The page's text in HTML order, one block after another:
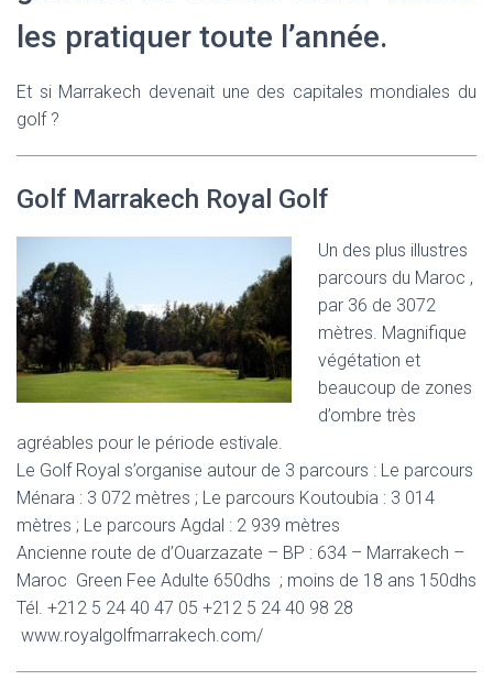
les pratiquer toute l’année.
Et si Marrakech devenait une des capitales mondiales du
golf ?
Golf Marrakech Royal Golf
Un des plus illustres
parcours du Maroc ,
par 36 de 3072
mètres. Magnifique
végétation et
beaucoup de zones
d’ombre très
agréables pour le période estivale.
Le Golf Royal s’organise autour de 3 parcours : Le parcours
Ménara : 3 072 mètres ; Le parcours Koutoubia : 3 014
mètres ; Le parcours Agdal : 2 939 mètres
Ancienne route de d’Ouarzazate – BP : 634 – Marrakech –
Maroc Green Fee Adulte 650dhs ; moins de 18 ans 150dhs
Tél. +212 5 24 40 47 05 +212 5 24 40 98 28
www.royalgolfmarrakech.com/